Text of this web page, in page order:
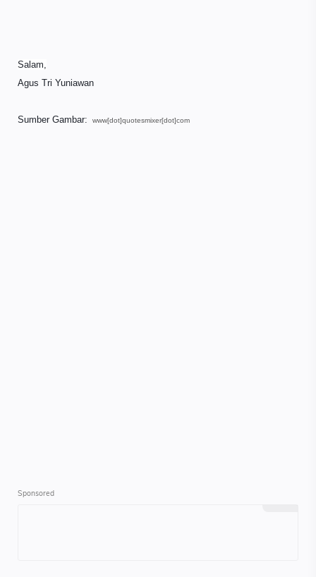
Salam,
Agus Tri Yuniawan
Sumber Gambar: www[dot]quotesmixer[dot]com